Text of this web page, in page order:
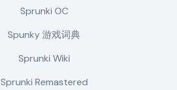
Sprunki OC
Spunky 游戏词典
Sprunki Wiki
Sprunki Remastered